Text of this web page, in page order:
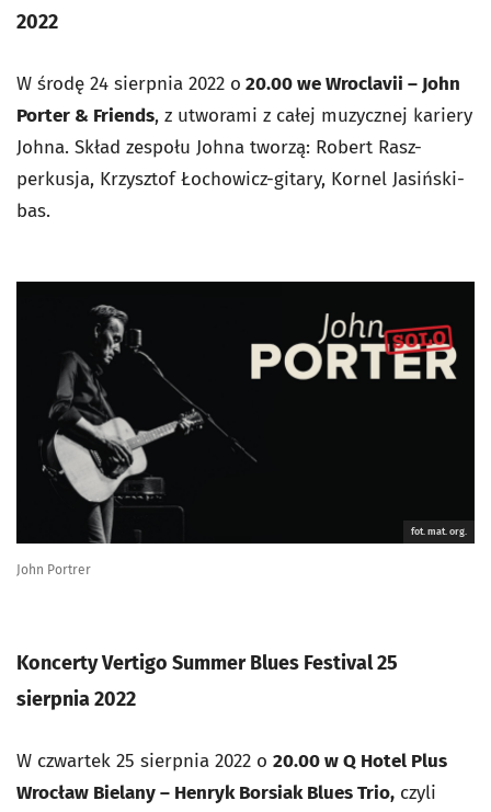
2022
W środę 24 sierpnia 2022 o 20.00 we Wroclavii – John
Porter & Friends, z utworami z całej muzycznej kariery
Johna. Skład zespołu Johna tworzą: Robert Rasz-
perkusja, Krzysztof Łochowicz-gitary, Kornel Jasiński-
bas.
fot. mat. org.
John Portrer
Koncerty Vertigo Summer Blues Festival 25
sierpnia 2022
W czwartek 25 sierpnia 2022 o 20.00 w Q Hotel Plus
Wrocław Bielany – Henryk Borsiak Blues Trio, czyli